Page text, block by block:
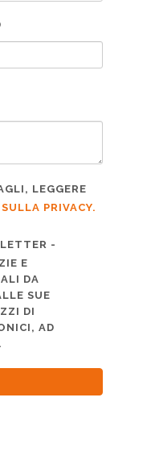
LEGGERE
PRIVACY.
-
E
DA
SUE
DI
AD